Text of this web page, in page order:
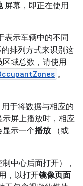
屏幕，即正在使用
表示车辆中的不同
排列方式来识别这
域总数，请使用
。
用于将数据与相应的
屏上播放时，相应
示一个播放（或
中心后面打开），
，以打开镜像页面